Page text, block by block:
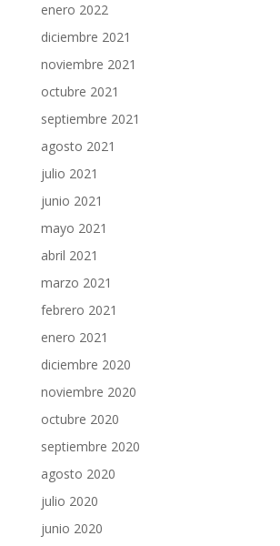
enero 2022
diciembre 2021
noviembre 2021
octubre 2021
septiembre 2021
agosto 2021
julio 2021
junio 2021
mayo 2021
abril 2021
marzo 2021
febrero 2021
enero 2021
diciembre 2020
noviembre 2020
octubre 2020
septiembre 2020
agosto 2020
julio 2020
junio 2020